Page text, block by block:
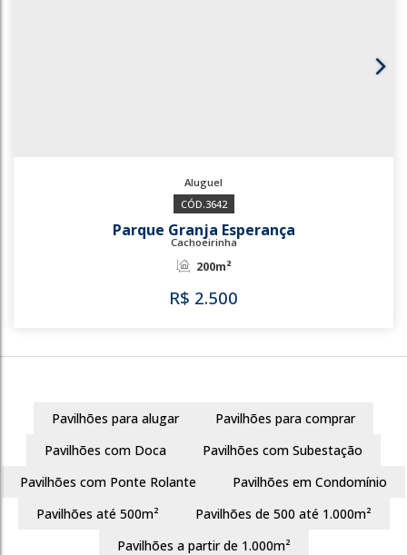
R$2.500
200m²
Pavilhões para alugar
Pavilhões para comprar
Pavilhões com Doca
Pavilhões com Subestação
Pavilhões com Ponte Rolante
Pavilhões em Condomínio
Pavilhões até 500m²
Pavilhões de 500 até 1.000m²
Pavilhões a partir de 1.000m²